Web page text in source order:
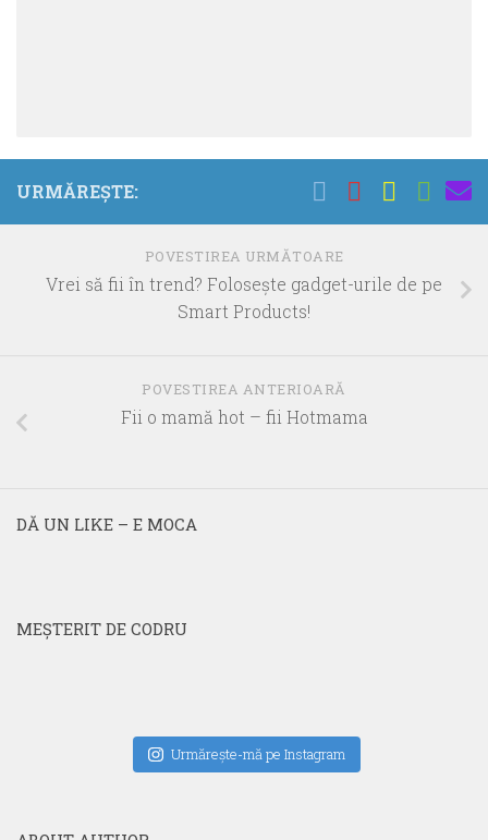
URMĂREȘTE:
POVESTIREA URMĂTOARE
Vrei să fii în trend? Foloseşte gadget-urile de pe
Smart Products!
POVESTIREA ANTERIOARĂ
Fii o mamă hot – fii Hotmama
DĂ UN LIKE – E MOCA
MEŞTERIT DE CODRU
Urmăreşte-mă pe Instagram